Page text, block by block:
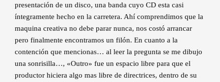
presentación de un disco, una banda cuyo CD esta casi
íntegramente hecho en la carretera. Ahí comprendimos que la
maquina creativa no debe parar nunca, nos costó arrancar
pero finalmente encontramos un filón. En cuanto a la
contención que mencionas… al leer la pregunta se me dibujo
una sonrisilla…, «Outro» fue un espacio libre para que el
productor hiciera algo mas libre de directrices, dentro de su